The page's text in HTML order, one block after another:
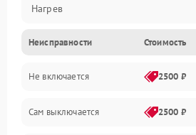
Нагрев
Неисправности Стоимость
Не включается 2500 ₽
Сам выключается 2500 ₽